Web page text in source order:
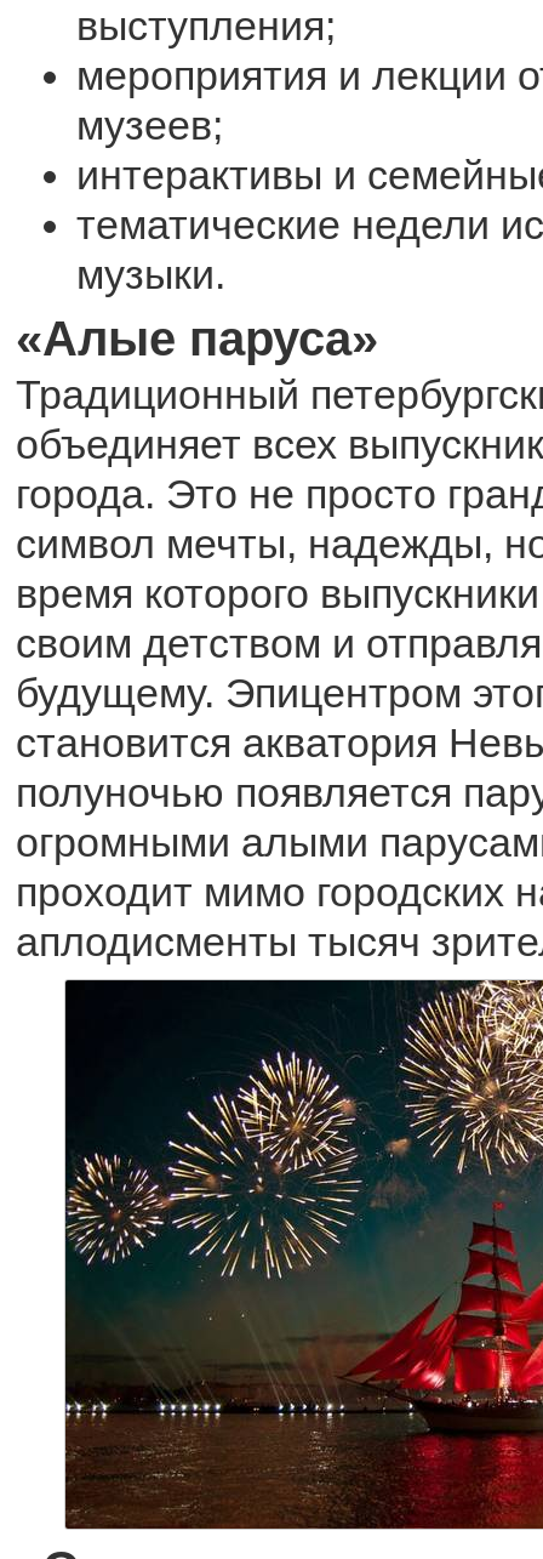
выступления;
мероприятия и лекции
музеев;
интерактивы и
тематические недели
музыки.
«Алые паруса»
Традиционный
объединяет всех
города. Это не просто
символ мечты, надежды,
время которого
своим детством и
будущему. Эпицентром
становится акватория
полуночью появляется
огромными алыми
проходит мимо городских
аплодисменты тысяч